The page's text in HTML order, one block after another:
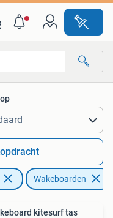
Wakeboarden
kitesurf tas